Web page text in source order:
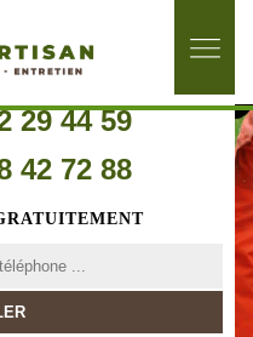
29 44 59
42 72 88